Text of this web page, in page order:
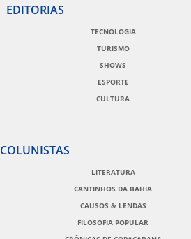
EDITORIAS
TECNOLOGIA
TURISMO
SHOWS
ESPORTE
CULTURA
COLUNISTAS
LITERATURA
CANTINHOS DA BAHIA
CAUSOS & LENDAS
FILOSOFIA POPULAR